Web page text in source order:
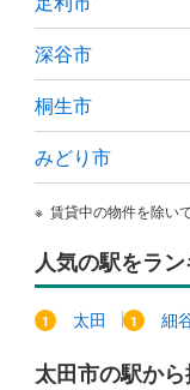
深谷市
桐生市
みどり市
賃貸中の物件を除い
人気の駅をラ
太田 細
太田市の駅か